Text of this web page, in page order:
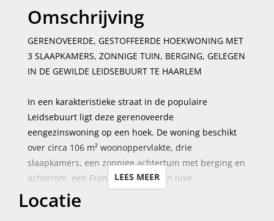
Omschrijving
GERENOVEERDE, GESTOFFEERDE HOEKWONING MET
3 SLAAPKAMERS, ZONNIGE TUIN, BERGING, GELEGEN
IN DE GEWILDE LEIDSEBUURT TE HAARLEM
In een karakteristieke straat in de populaire
Leidsebuurt ligt deze gerenoveerde
eengezinswoning op een hoek. De woning beschikt
over circa 106 m² woonoppervlakte, drie
slaapkamers, een zonnige achtertuin met berging en
achterom, een Frans balkon en een luxe,
gloednieuwe keuken. De ligging is ideaal: op
loopafstand van het centrum van Haarlem, in de
LEES MEER
Locatie